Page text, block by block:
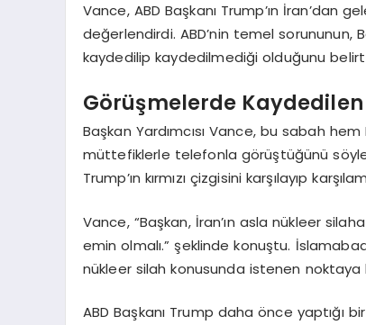
Vance, ABD Başkanı Trump’ın
değerlendirdi. ABD’nin temel sorununun,
kaydedilip kaydedilmediği olduğunu
Görüşmelerde
Başkan Yardımcısı Vance, bu sabah
müttefiklerle telefonla görüştüğünü
Trump’ın kırmızı çizgisini karşılayıp
Vance, “Başkan, İran’ın asla nükleer
emin olmalı.” şeklinde konuştu.
nükleer silah konusunda istenen noktaya
ABD Başkanı Trump daha önce yaptığı